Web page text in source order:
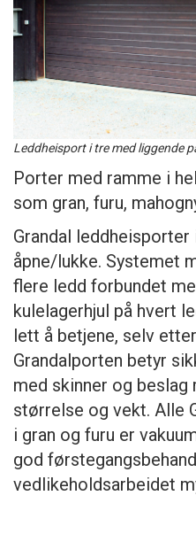
Leddheisport i tre med liggende
Porter med ramme i
som gran, furu,
Grandal
åpne/lukke. Systemet
flere ledd forbundet
kulelagerhjul på hvert
lett å betjene, selv
Grandalporten betyr
med skinner og
størrelse og vekt. Alle
i gran og furu er
god
vedlikeholdsarbeidet